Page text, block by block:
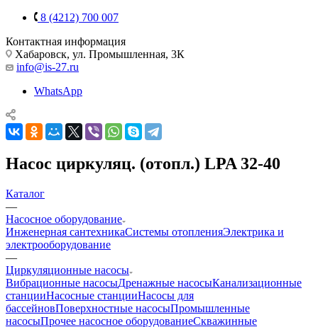
8 (4212) 700 007
Контактная информация
Хабаровск, ул. Промышленная, 3К
info@is-27.ru
WhatsApp
Насос циркуляц. (отопл.) LPA 32-40
Каталог
—
Насосное оборудование
Инженерная сантехникаСистемы отопленияЭлектрика и
электрооборудование
—
Циркуляционные насосы
Вибрационные насосыДренажные насосыКанализационные
станцииНасосные станцииНасосы для
бассейновПоверхностные насосыПромышленные
насосыПрочее насосное оборудованиеСкважинные